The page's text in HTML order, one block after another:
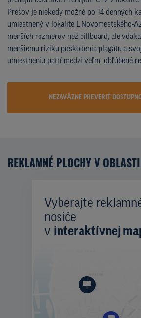
Prešov je niekedy možné po 14 denných
umiestnený v lokalite L.Novomestského-
menších rozmerov než billboard, ale
menšiemu riziku poškodenia plagátu a
umiestneniu patrí medzi veľmi obľúbené
NEZÁVÄZNE PREVERIŤ
REKLAMNÉ PLOCHY V OBLASTI
Vyberajte
nosiče
v interaktívnej